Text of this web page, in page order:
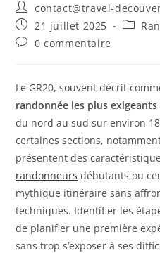
contact@travel-
21 juillet 2025
0 commentaire
Le GR20, souvent décrit
randonnée les plus exigeants
du nord au sud sur environ
certaines sections,
présentent des
randonneurs débutants ou
mythique itinéraire sans
techniques. Identifier les
de planifier une première
sans trop s’exposer à ses